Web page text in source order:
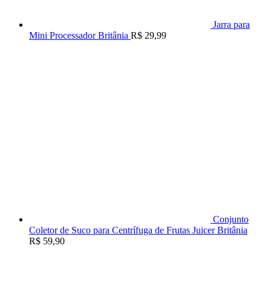
Jarra para
Mini Processador Britânia R$ 29,99
Conjunto
Coletor de Suco para Centrífuga de Frutas Juicer Britânia
R$ 59,90